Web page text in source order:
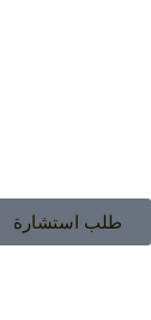
طلب استشارة